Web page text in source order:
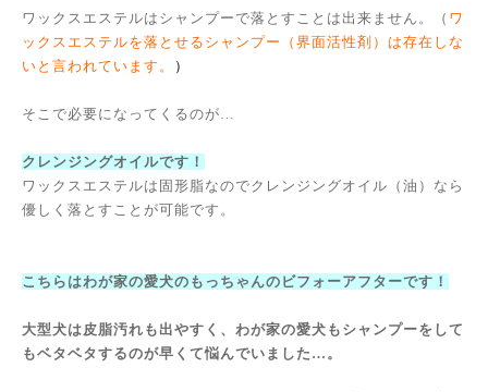
ワックスエステルはシャンプーで落とすことは出来ません。（ ワ
ックスエステルを落とせるシャンプー（界面活性剤）は存在しな
いと言われています。
）
そこで必要になってくるのが…
クレンジングオイルです！
ワックスエステルは固形脂なのでクレンジングオイル（油）なら
優しく落とすことが可能です。
こちらはわが家の愛犬のもっちゃんのビフォーアフターです！
大型犬は皮脂汚れも出やすく、わが家の愛犬もシャンプーをして
もベタベタするのが早くて悩んでいました…。